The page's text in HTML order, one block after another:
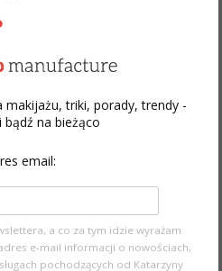
triki, porady, trendy -
bądź na bieżąco
email:
a co za tym idzie wyrażam
e-mail informacji o nowościach,
pochodzących od Katarzyny